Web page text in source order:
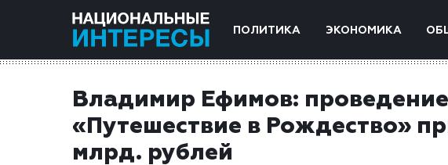
ПОЛИТИКА ЭКОНОМИКА
Владимир Ефимов:
«Путешествие в Рождество»
млрд. рублей